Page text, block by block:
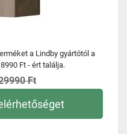
a Lindby gyártótól a
Ft - ért találja.
Ft